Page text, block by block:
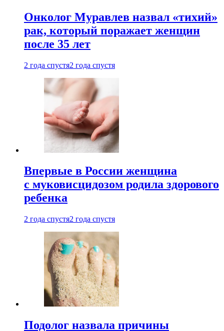
Онколог Муравлев назвал «тихий»
рак, который поражает женщин
после 35 лет
2 года спустя2 года спустя
Впервые в России женщина
с муковисцидозом родила здорового
ребенка
2 года спустя2 года спустя
Подолог назвала причины